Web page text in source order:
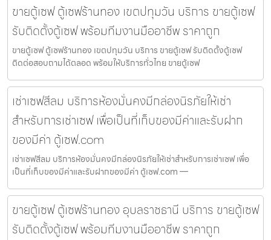
ขายตู้เซฟ ตู้เซฟร้านทอง เขตปทุมวัน บริการ ขายตู้เซฟ
รับติดตั้งตู้เซฟ พร้อมทีมงานมืออาชีพ ราคาถูก
ขายตู้เซฟ ตู้เซฟร้านทอง เขตปทุมวัน บริการ ขายตู้เซฟ รับติดตั้งตู้เซฟ
ติดต่อสอบถามได้ตลอด พร้อมให้บริการทั่วไทย ขายตู้เซฟ
เช่าเซฟสีลม บริการห้องมั่นคงมีกล่องนิรภัยให้เช่า
สำหรับการเช่าเซฟ เพื่อเป็นที่เก็บของมีค่าและรับฝาก
ของมีค่า ตู้เซฟ.com
เช่าเซฟสีลม บริการห้องมั่นคงมีกล่องนิรภัยให้เช่าสำหรับการเช่าเซฟ เพื่อ
เป็นที่เก็บของมีค่าและรับฝากของมีค่า ตู้เซฟ.com —
ขายตู้เซฟ ตู้เซฟร้านทอง อุบลราชธานี บริการ ขายตู้เซฟ
รับติดตั้งตู้เซฟ พร้อมทีมงานมืออาชีพ ราคาถูก